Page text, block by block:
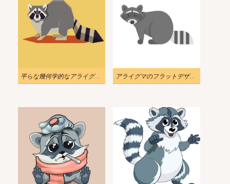
平らな幾何学的なアライグマのイラスト アライグマのフラットデザインイラスト